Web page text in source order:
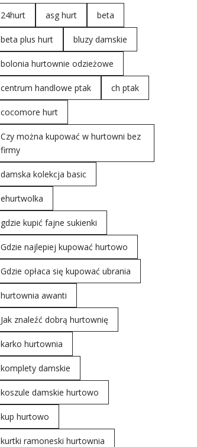
24hurt asg hurt beta
beta plus hurt bluzy damskie
bolonia hurtownie odzieżowe
centrum handlowe ptak ch ptak
cocomore hurt
Czy można kupować w hurtowni bez
firmy
damska kolekcja basic
ehurtwolka
gdzie kupić fajne sukienki
Gdzie najlepiej kupować hurtowo
Gdzie opłaca się kupować ubrania
hurtownia awanti
Jak znaleźć dobrą hurtownię
karko hurtownia
komplety damskie
koszule damskie hurtowo
kup hurtowo
kurtki ramoneski hurtownia